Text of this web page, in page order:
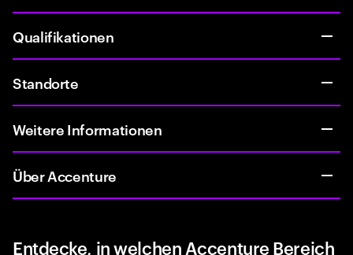
Qualifikationen
Standorte
Weitere Informationen
Über Accenture
Entdecke, in welchen Accenture Bereich